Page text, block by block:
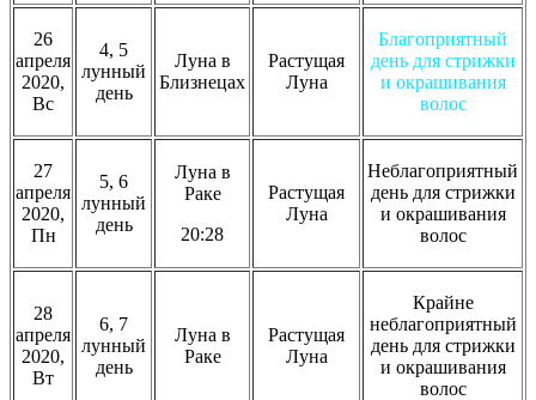
26
апреля
2020,
Вс
4, 5
лунный
день
Луна в
Близнецах
Растущая
Луна
Благоприятный
день для стрижки
и окрашивания
волос
27
апреля
2020,
Пн
5, 6
лунный
день
Луна в
Раке
20:28
Растущая
Луна
Неблагоприятный
день для стрижки
и окрашивания
волос
28
апреля
2020,
Вт
6, 7
лунный
день
Луна в
Раке
Растущая
Луна
Крайне
неблагоприятный
день для стрижки
и окрашивания
волос